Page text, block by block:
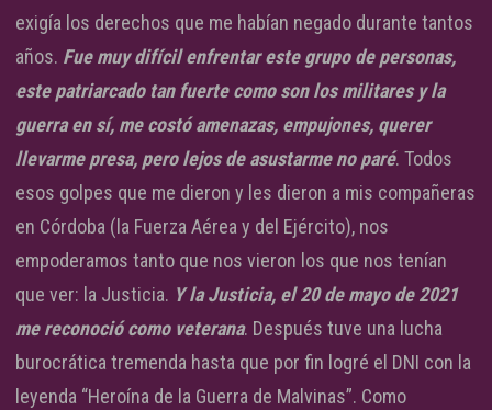
exigía los derechos que me habían negado durante tantos
años. Fue muy difícil enfrentar este grupo de personas,
este patriarcado tan fuerte como son los militares y la
guerra en sí, me costó amenazas, empujones, querer
llevarme presa, pero lejos de asustarme no paré. Todos
esos golpes que me dieron y les dieron a mis compañeras
en Córdoba (la Fuerza Aérea y del Ejército), nos
empoderamos tanto que nos vieron los que nos tenían
que ver: la Justicia. Y la Justicia, el 20 de mayo de 2021
me reconoció como veterana. Después tuve una lucha
burocrática tremenda hasta que por fin logré el DNI con la
leyenda “Heroína de la Guerra de Malvinas”. Como